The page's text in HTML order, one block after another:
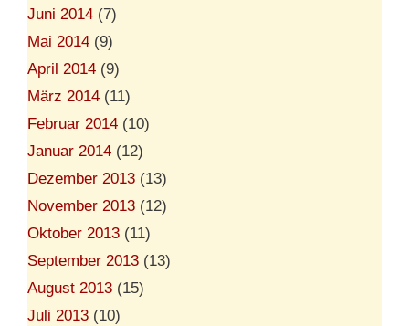
Juni 2014 (7)
Mai 2014 (9)
April 2014 (9)
März 2014 (11)
Februar 2014 (10)
Januar 2014 (12)
Dezember 2013 (13)
November 2013 (12)
Oktober 2013 (11)
September 2013 (13)
August 2013 (15)
Juli 2013 (10)